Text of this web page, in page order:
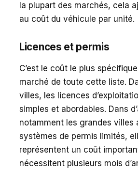
la plupart des marchés, cela
au coût du véhicule par unité.
Licences et permis
C’est le coût le plus
marché de toute cette liste.
villes, les licences
simples et abordables. Dans
notamment les grandes villes
systèmes de permis limités,
représentent un coût
nécessitent plusieurs mois